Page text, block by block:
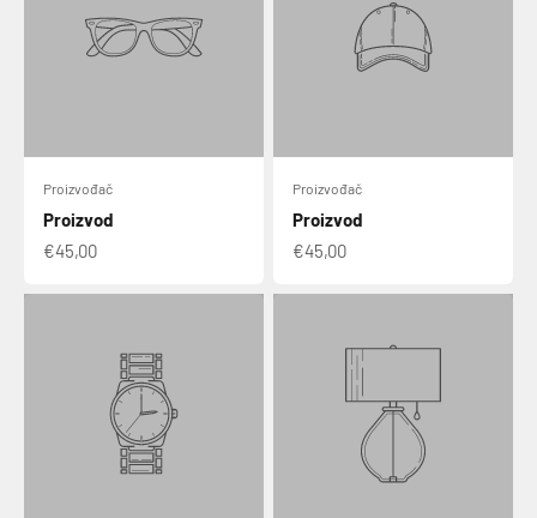
Proizvođač
Proizvod
€45,00
Proizvođač
Proizvod
€45,00